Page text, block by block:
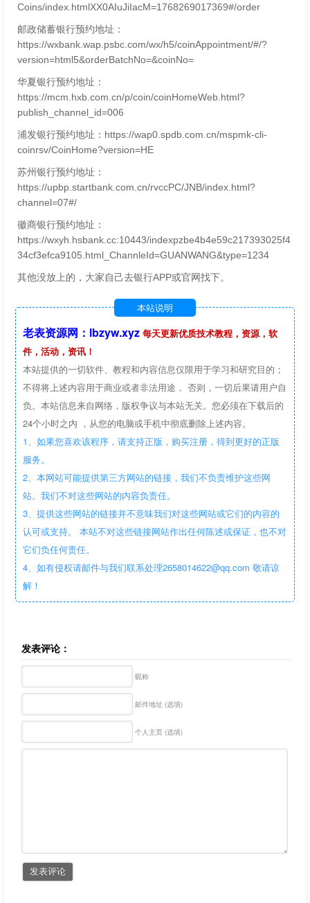
Coins/index.htmlXX0AIuJiIacM=1768269017369#/order
邮政储蓄银行预约地址：
https://wxbank.wap.psbc.com/wx/h5/coinAppointment/#/?
version=html5&orderBatchNo=&coinNo=
华夏银行预约地址：
https://mcm.hxb.com.cn/p/coin/coinHomeWeb.html?
publish_channel_id=006
浦发银行预约地址： https://wap0.spdb.com.cn/mspmk-cli-
coinrsv/CoinHome?version=HE
苏州银行预约地址：
https://upbp.startbank.com.cn/rvccPC/JNB/index.html?
channel=07#/
徽商银行预约地址：
https://wxyh.hsbank.cc:10443/indexpzbe4b4e59c217393025f4
34cf3efca9105.html_ChannleId=GUANWANG&type=1234
其他没放上的，大家自己去银行APP或官网找下。
本站说明
老表资源网：lbzyw.xyz 每天更新优质技术教程，资源，软
件，活动，资讯！
本站提供的一切软件、教程和内容信息仅限用于学习和研究目的；
不得将上述内容用于商业或者非法用途， 否则，一切后果请用户自
负。本站信息来自网络，版权争议与本站无关。您必须在下载后的
24个小时之内 ，从您的电脑或手机中彻底删除上述内容。
1、如果您喜欢该程序，请支持正版，购买注册，得到更好的正版
服务。
2、本网站可能提供第三方网站的链接，我们不负责维护这些网
站。我们不对这些网站的内容负责任。
3、提供这些网站的链接并不意味我们对这些网站或它们的内容的
认可或支持。 本站不对这些链接网站作出任何陈述或保证，也不对
它们负任何责任。
4、如有侵权请邮件与我们联系处理2658014622@qq.com 敬请谅
解！
发表评论：
昵称
邮件地址 (选填)
个人主页 (选填)